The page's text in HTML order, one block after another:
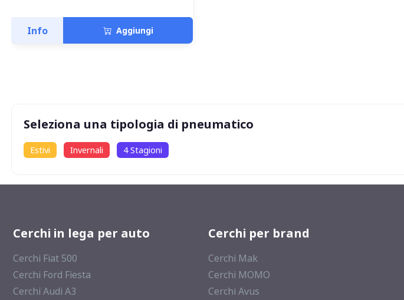
Info Aggiungi
Seleziona una tipologia di pneumatico
Estivi Invernali 4 Stagioni
Cerchi in lega per auto
Cerchi Fiat 500
Cerchi Ford Fiesta
Cerchi Audi A3
Cerchi per brand
Cerchi Mak
Cerchi MOMO
Cerchi Avus